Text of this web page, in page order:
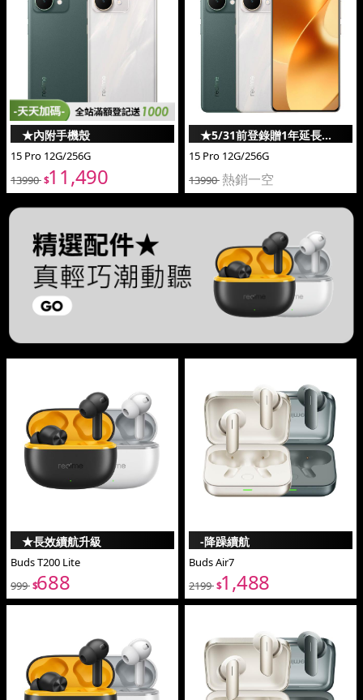
★內附手機殼
15 Pro 12G/256G
13990$11,490
★5/31前登錄贈1年延長保
固
15 Pro 12G/256G
13990熱銷一空
★長效續航升級
Buds T200 Lite
999$688
-降躁續航
Buds Air7
2199$1,488